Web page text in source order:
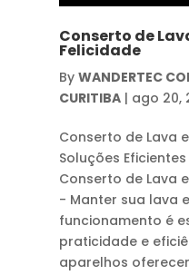
Conserto de
Felicidade
By WANDERTEC
CURITIBA| ago 20,
Conserto de Lava
Soluções
Conserto de Lava
- Manter sua lava
funcionamento é
praticidade e
aparelhos